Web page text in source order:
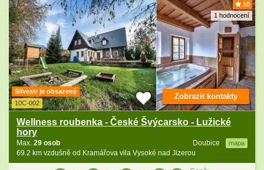
10
1 hodnocení
Silvestr je obsazený
10C-002
Wellness roubenka - České Švýcarsko - Lužické
hory
Doubice mapa
Max. 29 osob
69.2 km vzdušně od Kramářova vila Vysoké nad Jizerou
Zobrazit kontakty